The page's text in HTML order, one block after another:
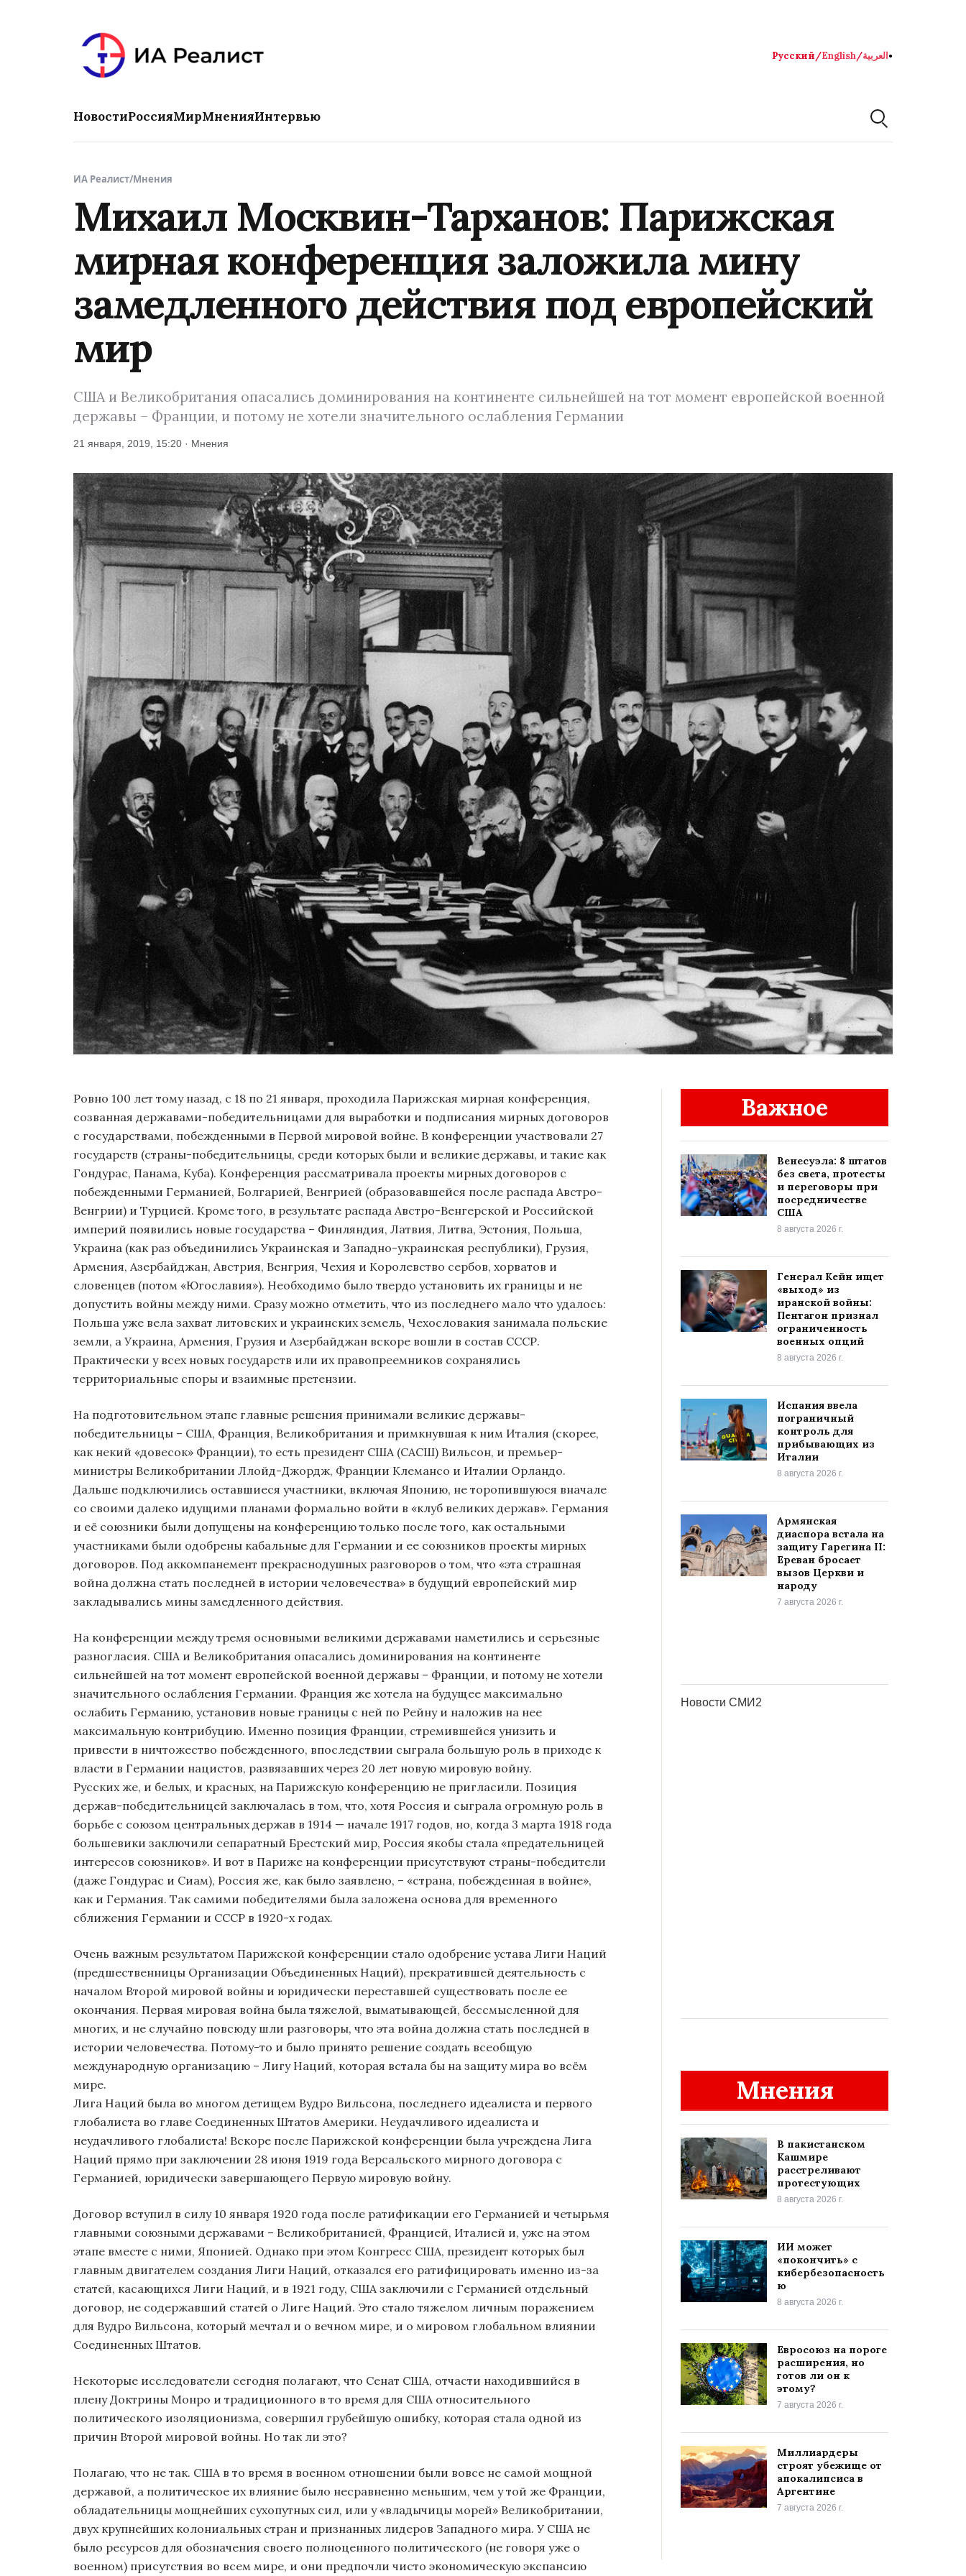
Русский/English/العربية●
НовостиРоссияМирМненияИнтервью
ИА Реалист/Мнения
Михаил Москвин-Тарханов: Парижская
мирная конференция заложила мину
замедленного действия под европейский
мир
США и Великобритания опасались доминирования на континенте сильнейшей на тот момент европейской военной
державы – Франции, и потому не хотели значительного ослабления Германии
21 января, 2019, 15:20 · Мнения
Ровно 100 лет тому назад, с 18 по 21 января, проходила Парижская мирная конференция,
созванная державами-победительницами для выработки и подписания мирных договоров
с государствами, побежденными в Первой мировой войне. В конференции участвовали 27
государств (страны-победительницы, среди которых были и великие державы, и такие как
Гондурас, Панама, Куба). Конференция рассматривала проекты мирных договоров с
побежденными Германией, Болгарией, Венгрией (образовавшейся после распада Австро-
Венгрии) и Турцией. Кроме того, в результате распада Австро-Венгерской и Российской
империй появились новые государства – Финляндия, Латвия, Литва, Эстония, Польша,
Украина (как раз объединились Украинская и Западно-украинская республики), Грузия,
Армения, Азербайджан, Австрия, Венгрия, Чехия и Королевство сербов, хорватов и
словенцев (потом «Югославия»). Необходимо было твердо установить их границы и не
допустить войны между ними. Сразу можно отметить, что из последнего мало что удалось:
Польша уже вела захват литовских и украинских земель, Чехословакия занимала польские
земли, а Украина, Армения, Грузия и Азербайджан вскоре вошли в состав СССР.
Практически у всех новых государств или их правопреемников сохранялись
территориальные споры и взаимные претензии.
На подготовительном этапе главные решения принимали великие державы-
победительницы – США, Франция, Великобритания и примкнувшая к ним Италия (скорее,
как некий «довесок» Франции), то есть президент США (САСШ) Вильсон, и премьер-
министры Великобритании Ллойд-Джордж, Франции Клемансо и Италии Орландо.
Дальше подключились оставшиеся участники, включая Японию, не торопившуюся вначале
со своими далеко идущими планами формально войти в «клуб великих держав». Германия
и её союзники были допущены на конференцию только после того, как остальными
участниками были одобрены кабальные для Германии и ее союзников проекты мирных
договоров. Под аккомпанемент прекраснодушных разговоров о том, что «эта страшная
война должна стать последней в истории человечества» в будущий европейский мир
закладывались мины замедленного действия.
На конференции между тремя основными великими державами наметились и серьезные
разногласия. США и Великобритания опасались доминирования на континенте
сильнейшей на тот момент европейской военной державы – Франции, и потому не хотели
значительного ослабления Германии. Франция же хотела на будущее максимально
ослабить Германию, установив новые границы с ней по Рейну и наложив на нее
максимальную контрибуцию. Именно позиция Франции, стремившейся унизить и
привести в ничтожество побежденного, впоследствии сыграла большую роль в приходе к
власти в Германии нацистов, развязавших через 20 лет новую мировую войну.
Русских же, и белых, и красных, на Парижскую конференцию не пригласили. Позиция
держав-победительницей заключалась в том, что, хотя Россия и сыграла огромную роль в
борьбе с союзом центральных держав в 1914 — начале 1917 годов, но, когда 3 марта 1918 года
большевики заключили сепаратный Брестский мир, Россия якобы стала «предательницей
интересов союзников». И вот в Париже на конференции присутствуют страны-победители
(даже Гондурас и Сиам), Россия же, как было заявлено, – «страна, побежденная в войне»,
как и Германия. Так самими победителями была заложена основа для временного
сближения Германии и СССР в 1920-х годах.
Очень важным результатом Парижской конференции стало одобрение устава Лиги Наций
(предшественницы Организации Объединенных Наций), прекратившей деятельность с
началом Второй мировой войны и юридически переставшей существовать после ее
окончания. Первая мировая война была тяжелой, выматывающей, бессмысленной для
многих, и не случайно повсюду шли разговоры, что эта война должна стать последней в
истории человечества. Потому-то и было принято решение создать всеобщую
международную организацию – Лигу Наций, которая встала бы на защиту мира во всём
мире.
Лига Наций была во многом детищем Вудро Вильсона, последнего идеалиста и первого
глобалиста во главе Соединенных Штатов Америки. Неудачливого идеалиста и
неудачливого глобалиста! Вскоре после Парижской конференции была учреждена Лига
Наций прямо при заключении 28 июня 1919 года Версальского мирного договора с
Германией, юридически завершающего Первую мировую войну.
Договор вступил в силу 10 января 1920 года после ратификации его Германией и четырьмя
главными союзными державами – Великобританией, Францией, Италией и, уже на этом
этапе вместе с ними, Японией. Однако при этом Конгресс США, президент которых был
главным двигателем создания Лиги Наций, отказался его ратифицировать именно из-за
статей, касающихся Лиги Наций, и в 1921 году, США заключили с Германией отдельный
договор, не содержавший статей о Лиге Наций. Это стало тяжелом личным поражением
для Вудро Вильсона, который мечтал и о вечном мире, и о мировом глобальном влиянии
Соединенных Штатов.
Некоторые исследователи сегодня полагают, что Сенат США, отчасти находившийся в
плену Доктрины Монро и традиционного в то время для США относительного
политического изоляционизма, совершил грубейшую ошибку, которая стала одной из
причин Второй мировой войны. Но так ли это?
Полагаю, что не так. США в то время в военном отношении были вовсе не самой мощной
державой, а политическое их влияние было несравненно меньшим, чем у той же Франции,
обладательницы мощнейших сухопутных сил, или у «владычицы морей» Великобритании,
двух крупнейших колониальных стран и признанных лидеров Западного мира. У США не
было ресурсов для обозначения своего полноценного политического (не говоря уже о
военном) присутствия во всем мире, и они предпочли чисто экономическую экспансию
Важное
Венесуэла: 8 штатов
без света, протесты
и переговоры при
посредничестве
США
8 августа 2026 г.
Генерал Кейн ищет
«выход» из
иранской войны:
Пентагон признал
ограниченность
военных опций
8 августа 2026 г.
Испания ввела
пограничный
контроль для
прибывающих из
Италии
8 августа 2026 г.
Армянская
диаспора встала на
защиту Гарегина II:
Ереван бросает
вызов Церкви и
народу
7 августа 2026 г.
Мнения
В пакистанском
Кашмире
расстреливают
протестующих
8 августа 2026 г.
ИИ может
«покончить» с
кибербезопасность
ю
8 августа 2026 г.
Евросоюз на пороге
расширения, но
готов ли он к
этому?
7 августа 2026 г.
Миллиардеры
строят убежище от
апокалипсиса в
Аргентине
7 августа 2026 г.